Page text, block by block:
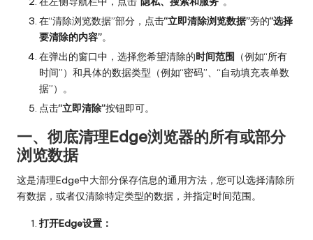
在“清除浏览数据”部分，点击“立即清除浏览数据”旁的“选择
要清除的内容”。
在弹出的窗口中，选择您希望清除的时间范围 （例如“所有
时间”）和具体的数据类型（例如“密码”、“自动填充表单数
据”）。
点击“立即清除”按钮即可。
一、彻底清理Edge浏览器的所有或部分
浏览数据
这是清理Edge中大部分保存信息的通用方法，您可以选择清除所
有数据，或者仅清除特定类型的数据，并指定时间范围。
打开Edge设置：